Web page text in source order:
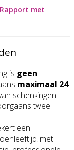
met
is geen
maximaal 24
schenkingen
twee
een
met